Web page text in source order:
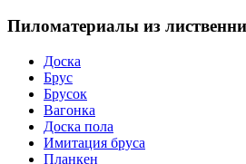
Пиломатериалы из
Доска
Брус
Брусок
Вагонка
Доска пола
Имитация бруса
Планкен